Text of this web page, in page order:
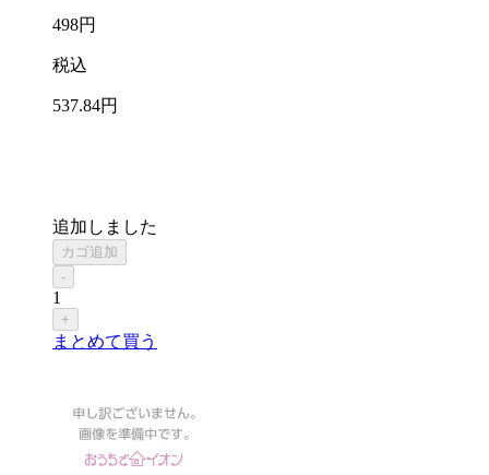
498円
税込
537.84円
追加しました
カゴ追加
-
1
+
まとめて買う